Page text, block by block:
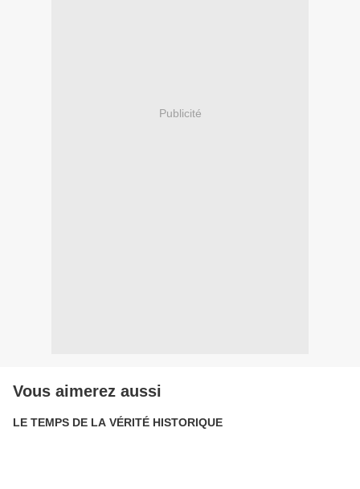
Publicité
Vous aimerez aussi
LE TEMPS DE LA VÉRITÉ HISTORIQUE